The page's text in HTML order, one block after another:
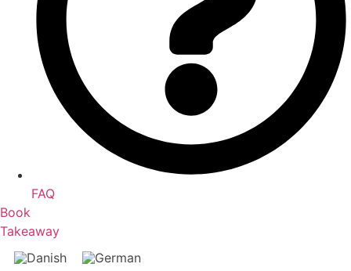
FAQ
Book
Takeaway